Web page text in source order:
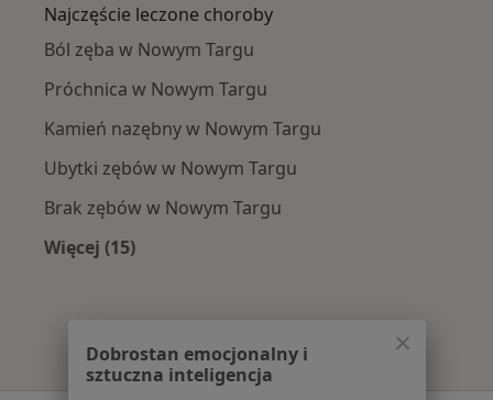
Najczęście leczone choroby
Ból zęba w Nowym Targu
Próchnica w Nowym Targu
Kamień nazębny w Nowym Targu
Ubytki zębów w Nowym Targu
Brak zębów w Nowym Targu
Więcej (15)
Dobrostan emocjonalny i
sztuczna inteligencja